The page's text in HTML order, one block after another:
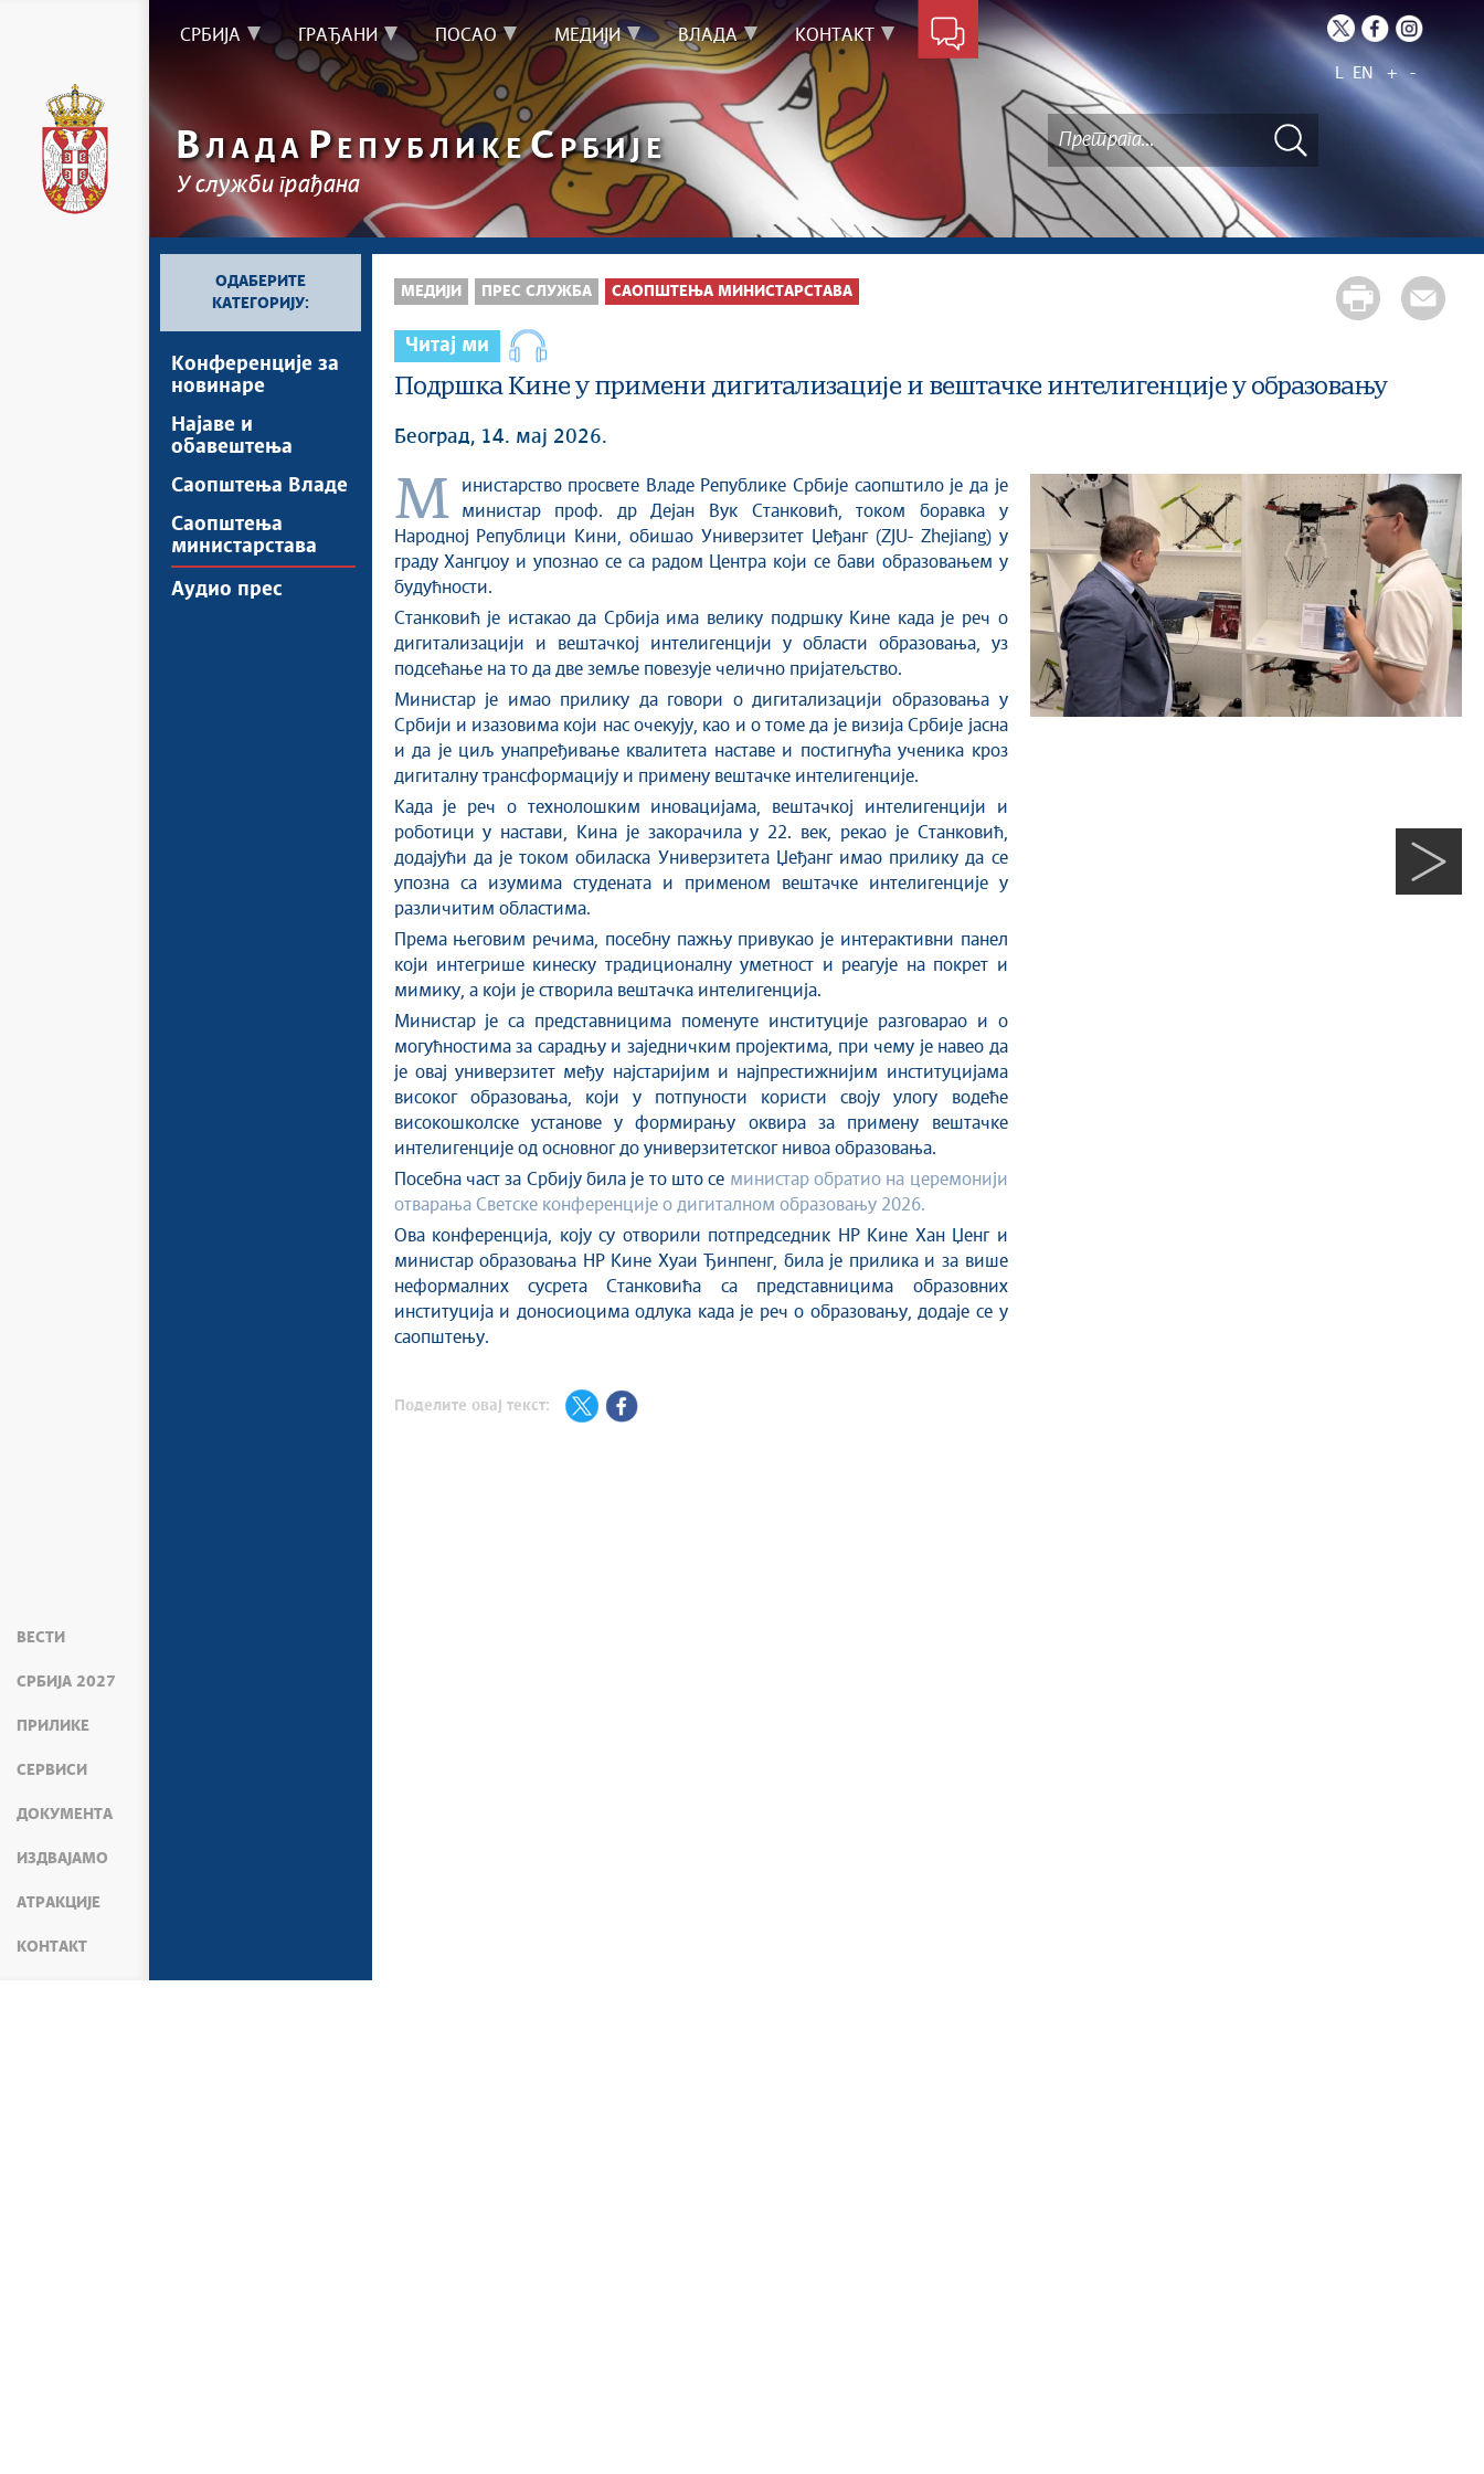
ВЕСТИ
СРБИЈА 2027
ПРИЛИКЕ
СЕРВИСИ
ДОКУМЕНТА
ИЗДВАЈАМО
АТРАКЦИЈЕ
КОНТАКТ
СРБИЈА ГРАЂАНИ ПОСАО МЕДИЈИ ВЛАДА КОНТАКТ
L EN + -
ВЛАДА Р ЕПУБЛИКЕС РБИЈЕ
У служби грађана
ОДАБЕРИТЕ
КАТЕГОРИЈУ:
Kонференцијe за
новинаре
Најавe и
обавештења
Саопштења Владе
Саопштења
министарстава
Аудио прес
МЕДИЈИ ПРЕС СЛУЖБА САОПШТЕЊА МИНИСТАРСТАВА
Читај ми
Подршка Кине у примени дигитализације и вештачке интелигенције у образовању
Београд, 14. мај 2026.
Министарство просвете Владе Републике Србије саопштило је да је
министар проф. др Дејан Вук Станковић, током боравка у
Народној Републици Кини, обишао Универзитет Џеђанг (ZJU- Zhejiang) у
граду Хангџоу и упознао се са радом Центра који се бави образовањем у
будућности.
Станковић је истакао да Србија има велику подршку Кине када је реч о
дигитализацији и вештачкој интелигенцији у области образовања, уз
подсећање на то да две земље повезује челично пријатељство.
Министар је имао прилику да говори о дигитализацији образовања у
Србији и изазовима који нас очекују, као и о томе да је визија Србије јасна
и да је циљ унапређивање квалитета наставе и постигнућа ученика кроз
дигиталну трансформацију и примену вештачке интелигенције.
Када је реч о технолошким иновацијама, вештачкој интелигенцији и
роботици у настави, Кина је закорачила у 22. век, рекао је Станковић,
додајући да је током обиласка Универзитета Џеђанг имао прилику да се
упозна са изумима студената и применом вештачке интелигенције у
различитим областима.
Према његовим речима, посебну пажњу привукао је интерактивни панел
који интегрише кинеску традиционалну уметност и реагује на покрет и
мимику, а који је створила вештачка интелигенција.
Министар је са представницима поменуте институције разговарао и о
могућностима за сарадњу и заједничким пројектима, при чему је навео да
је овај универзитет међу најстаријим и најпрестижнијим институцијама
високог образовања, који у потпуности користи своју улогу водеће
високошколске установе у формирању оквира за примену вештачке
интелигенције од основног до универзитетског нивоа образовања.
Посебна част за Србију била је то што се министар обратио на церемонији
отварања Светске конференције о дигиталном образовању 2026.
Ова конференција, коју су отворили потпредседник НР Кине Хан Џенг и
министар образовања НР Кине Хуаи Ђинпенг, била је прилика и за више
неформалних сусрета Станковића са представницима образовних
институција и доносиоцима одлука када је реч о образовању, додаје се у
саопштењу.
Поделите овај текст: